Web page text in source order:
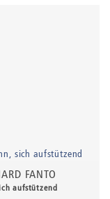
FANTO
aufstützend